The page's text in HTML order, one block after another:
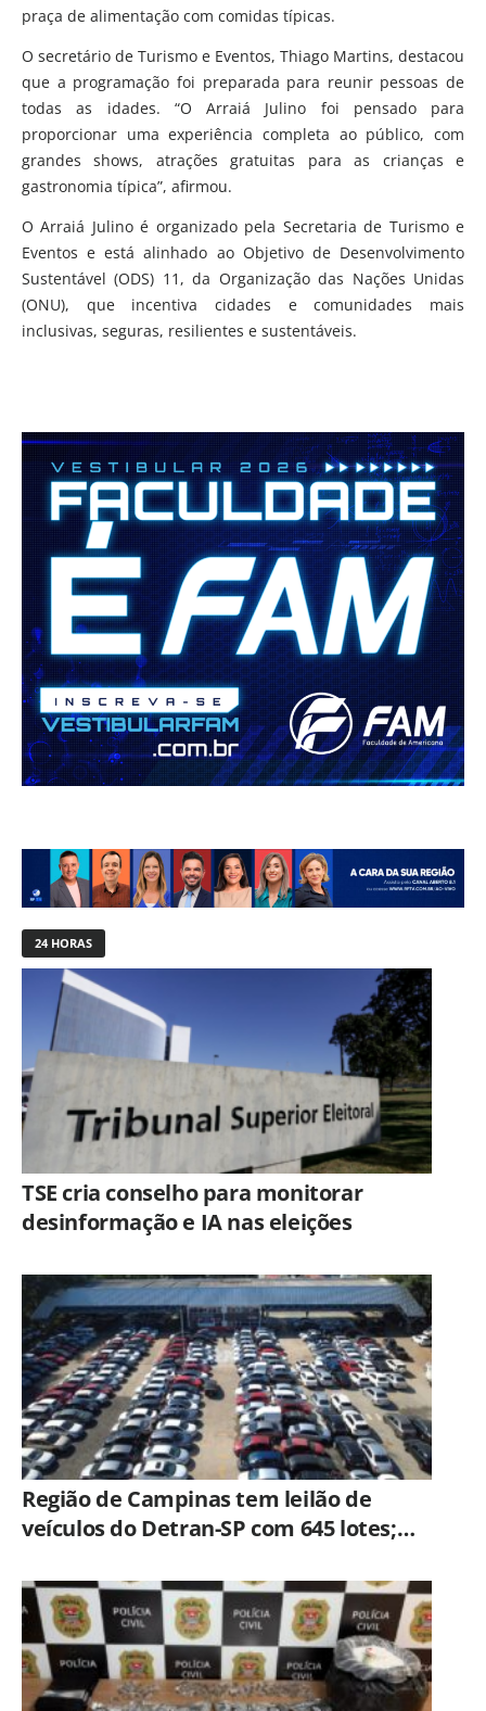
praça de alimentação com comidas típicas.
O secretário de Turismo e Eventos, Thiago Martins, destacou
que a programação foi preparada para reunir pessoas de
todas as idades. “O Arraiá Julino foi pensado para
proporcionar uma experiência completa ao público, com
grandes shows, atrações gratuitas para as crianças e
gastronomia típica”, afirmou.
O Arraiá Julino é organizado pela Secretaria de Turismo e
Eventos e está alinhado ao Objetivo de Desenvolvimento
Sustentável (ODS) 11, da Organização das Nações Unidas
(ONU), que incentiva cidades e comunidades mais
inclusivas, seguras, resilientes e sustentáveis.
24 HORAS
TSE cria conselho para monitorar
desinformação e IA nas eleições
Região de Campinas tem leilão de
veículos do Detran-SP com 645 lotes;